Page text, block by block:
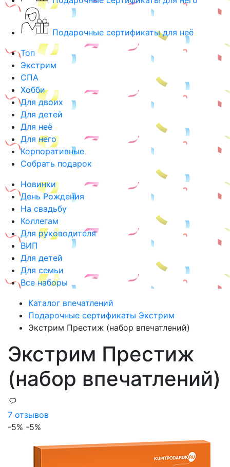
Подарочные сертификаты для неё
Топ
Экстрим
СПА
Хобби
Для двоих
Для детей
Для неё
Для него
Корпоративные
Собрать подарок
Новинки
День Рождения
На свадьбу
Коллегам
Для руководителя
ВИП
Для детей
Для семьи
Все наборы
Каталог впечатлений
Подарочные сертификаты Экстрим
Экстрим Престиж (набор впечатлений)
Экстрим Престиж
(набор впечатлений)
7 отзывов
-5% -5%